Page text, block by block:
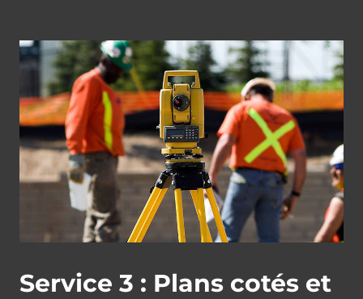
Service 3 : Plans cotés et